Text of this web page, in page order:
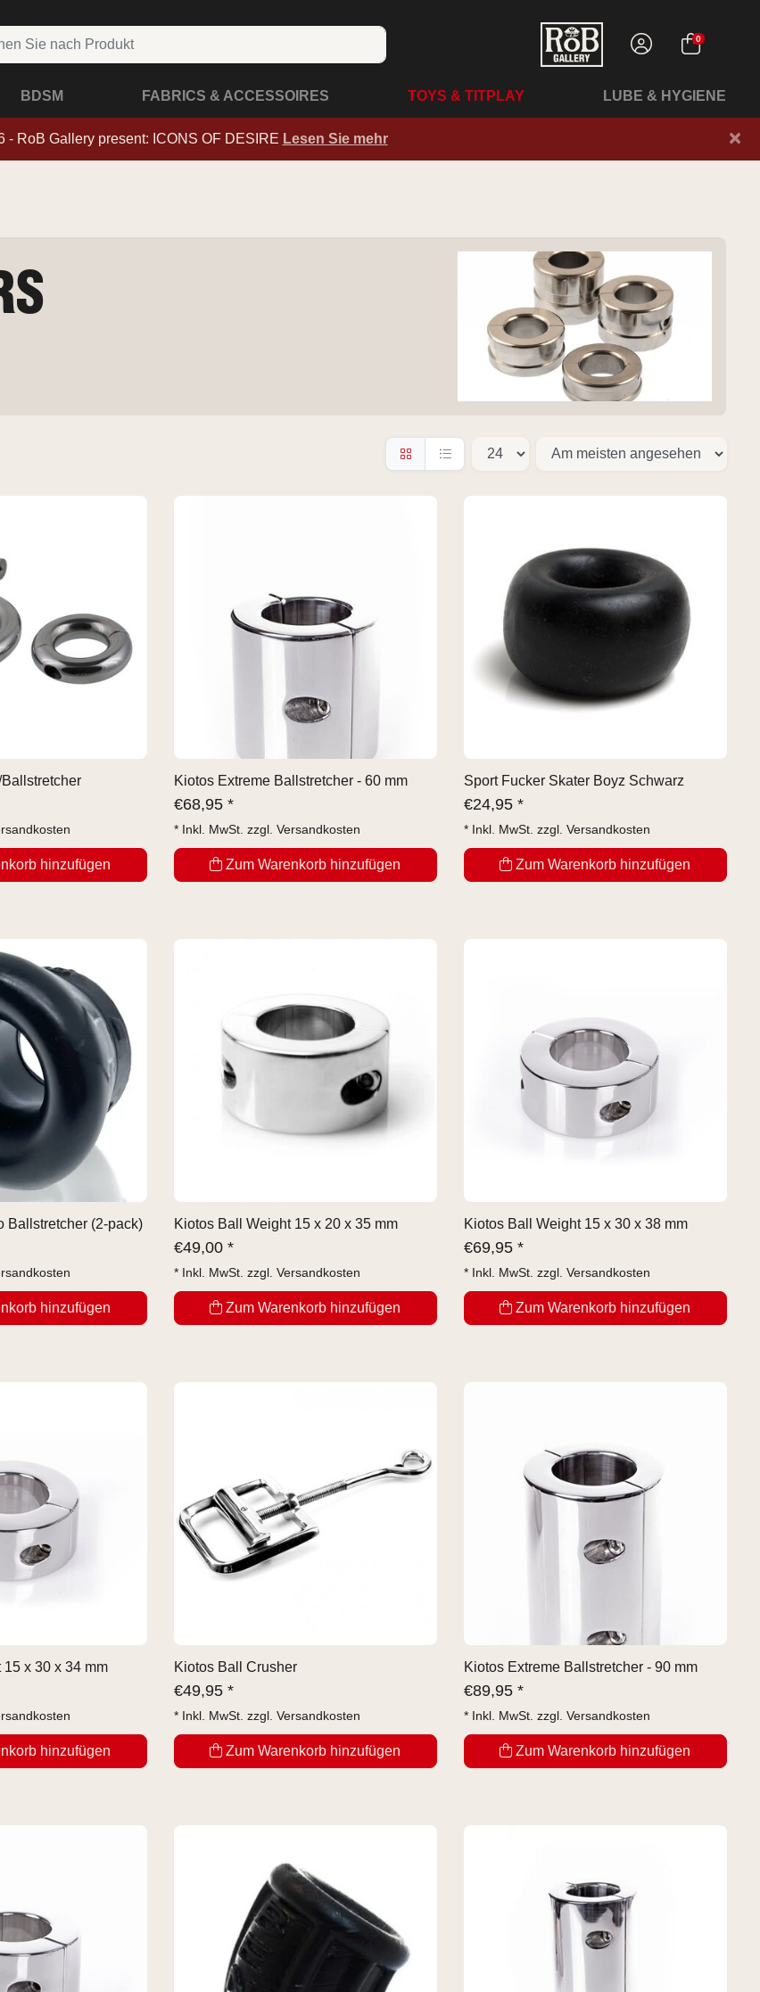
0
BDSM FABRICS & ACCESSOIRES TOYS & TITPLAY LUBE & HYGIENE
- RoB Gallery present: ICONS OF DESIRE Lesen Sie mehr ×
hinzufügen
Kiotos Extreme Ballstretcher - 60 mm
€68,95 *
* Inkl. MwSt. zzgl. Versandkosten
Zum Warenkorb hinzufügen
Sport Fucker Skater Boyz Schwarz
€24,95 *
* Inkl. MwSt. zzgl. Versandkosten
Zum Warenkorb hinzufügen
Ballstretcher (2-pack)
hinzufügen
Kiotos Ball Weight 15 x 20 x 35 mm
€49,00 *
* Inkl. MwSt. zzgl. Versandkosten
Zum Warenkorb hinzufügen
Kiotos Ball Weight 15 x 30 x 38 mm
€69,95 *
* Inkl. MwSt. zzgl. Versandkosten
Zum Warenkorb hinzufügen
x 30 x 34 mm
hinzufügen
Kiotos Ball Crusher
€49,95 *
* Inkl. MwSt. zzgl. Versandkosten
Zum Warenkorb hinzufügen
Kiotos Extreme Ballstretcher - 90 mm
€89,95 *
* Inkl. MwSt. zzgl. Versandkosten
Zum Warenkorb hinzufügen